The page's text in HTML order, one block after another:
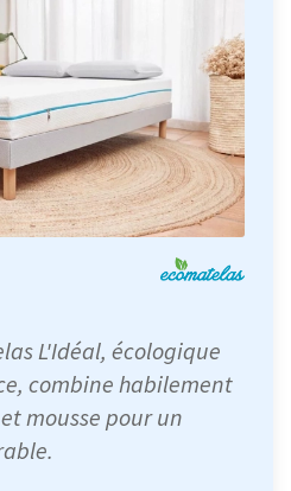
L'Idéal, écologique
combine habilement
mousse pour un